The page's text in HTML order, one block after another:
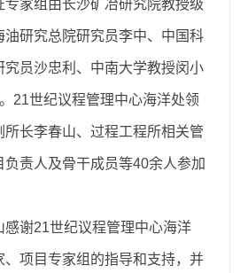
专家组由长沙矿冶研究院教授级
油研究总院研究员李中、中国科
究员沙忠利、中南大学教授闵小
21世纪议程管理中心海洋处领
所长李春山、过程工程所相关管
负责人及骨干成员等40余人参加
感谢21世纪议程管理中心海洋
、项目专家组的指导和支持，并